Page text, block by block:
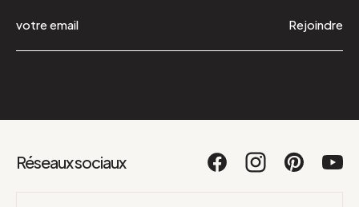
Rejoindre
Réseaux sociaux